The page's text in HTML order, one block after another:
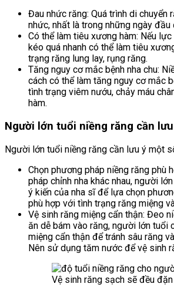
Đau nhức răng: Quá trình di chuyển
nhức, nhất là trong những ngày đầu
Có thể làm tiêu xương hàm: Nếu
kéo quá nhanh có thể làm tiêu
trạng răng lung lay, rụng răng.
Tăng nguy cơ mắc bệnh nha chu:
cách có thể làm tăng nguy cơ mắc
tình trạng viêm nướu, chảy máu
hàm.
Người lớn tuổi niềng răng cần
Người lớn tuổi niềng răng cần lưu ý một
Chọn phương pháp niềng răng phù
pháp chỉnh nha khác nhau, người
ý kiến của nha sĩ để lựa chọn
phù hợp với tình trạng răng miệng
Vệ sinh răng miệng cẩn thận: Đeo
ăn dễ bám vào răng, người lớn tuổi
miệng cẩn thận để tránh sâu răng
Nên sử dụng tăm nước để vệ sinh
Vệ sinh răng sạch sẽ đều